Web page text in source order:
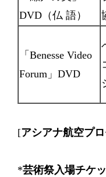
DVD（仏 語）
「Benesse Video
Forum」DVD
[アシアナ航空プ
*芸術祭入場チケ